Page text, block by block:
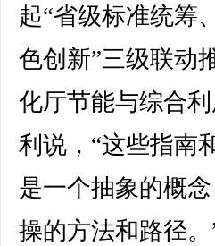
起“省级标准统筹
色创新”三级联动
化厅节能与综合
利说，“这些指南
是一个抽象的概
操的方法和路径。